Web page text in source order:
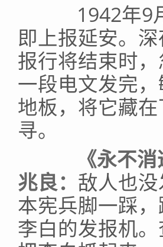
1942年9月
即上报延安。
报行将结束时
一段电文发完
地板，将它藏
寻。
《永不消
兆良： 敌人也
本宪兵脚一踩
李白的发报机